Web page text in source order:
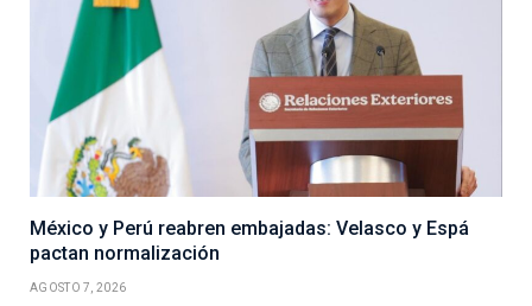
México y Perú reabren embajadas: Velasco y Espá
pactan normalización
AGOSTO 7, 2026